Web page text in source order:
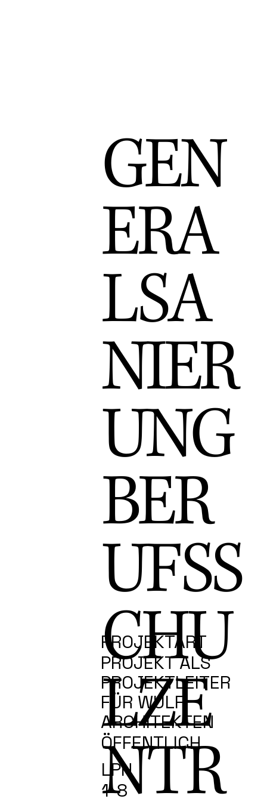
GEN
ERA
LSA
NIER
UNG
BER
UFSS
CHU
LZE
NTR
PROJEKTART
PROJEKT ALS
PROJEKTLEITER
FÜR WULF
ARCHITEKTEN
ÖFFENTLICH
LPH
1-8